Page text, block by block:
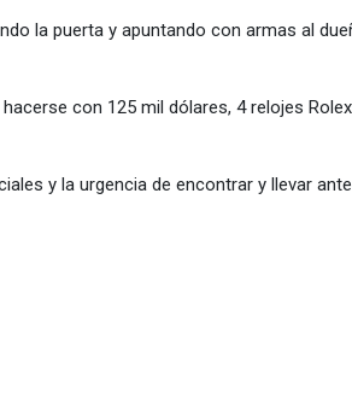
la puerta y apuntando con armas al
con 125 mil dólares, 4 relojes
y la urgencia de encontrar y llevar